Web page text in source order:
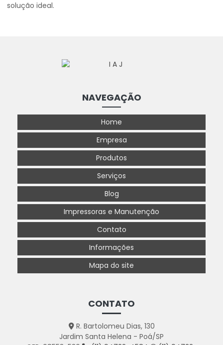
solução ideal.
NAVEGAÇÃO
Home
Empresa
Produtos
Serviços
Blog
Impressoras e Manutenção
Contato
Informações
Mapa do site
CONTATO
R. Bartolomeu Dias, 130
Jardim Santa Helena - Poá/SP